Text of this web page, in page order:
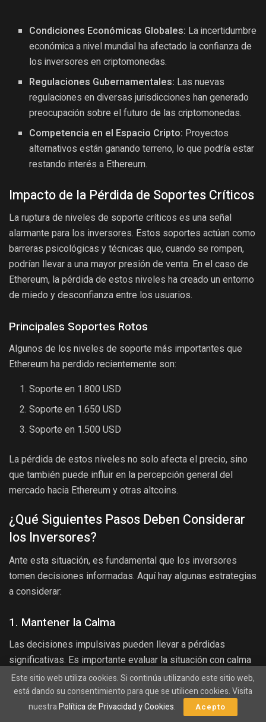
Condiciones Económicas Globales: La incertidumbre
económica a nivel mundial ha afectado la confianza de
los inversores en criptomonedas.
Regulaciones Gubernamentales: Las nuevas
regulaciones en diversas jurisdicciones han generado
preocupación sobre el futuro de las criptomonedas.
Competencia en el Espacio Cripto: Proyectos
alternativos están ganando terreno, lo que podría estar
restando interés a Ethereum.
Impacto de la Pérdida de Soportes Críticos
La ruptura de niveles de soporte críticos es una señal
alarmante para los inversores. Estos soportes actúan como
barreras psicológicas y técnicas que, cuando se rompen,
podrían llevar a una mayor presión de venta. En el caso de
Ethereum, la pérdida de estos niveles ha creado un entorno
de miedo y desconfianza entre los usuarios.
Principales Soportes Rotos
Algunos de los niveles de soporte más importantes que
Ethereum ha perdido recientemente son:
Soporte en 1.800 USD
Soporte en 1.650 USD
Soporte en 1.500 USD
La pérdida de estos niveles no solo afecta el precio, sino
que también puede influir en la percepción general del
mercado hacia Ethereum y otras altcoins.
¿Qué Siguientes Pasos Deben Considerar
los Inversores?
Ante esta situación, es fundamental que los inversores
tomen decisiones informadas. Aquí hay algunas estrategias
a considerar:
1. Mantener la Calma
Las decisiones impulsivas pueden llevar a pérdidas
significativas. Es importante evaluar la situación con calma
y no dejarse llevar por el pánico.
2. Diversificar Inversiones
Este sitio web utiliza cookies. Si continúa utilizando este sitio web,
está dando su consentimiento para que se utilicen cookies. Visita
nuestraPolítica de Privacidad y Cookies. Acepto